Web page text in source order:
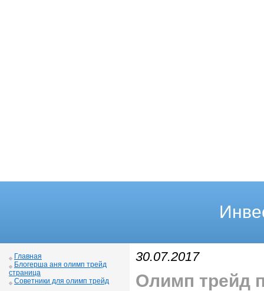
Главная
Блогерша аня олимп трейд
страница
Советники для олимп трейд
30.07.2017
Олимп трейд